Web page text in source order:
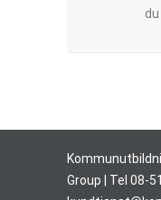
Group | Tel 08-